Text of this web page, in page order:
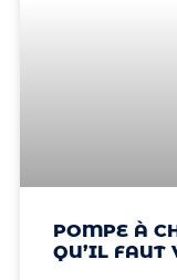
POMPE À
QU’IL FAUT